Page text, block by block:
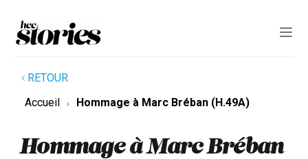
RETOUR
Accueil
Hommage à Marc Bréban (H.49A)
Hommage à Marc Bréban